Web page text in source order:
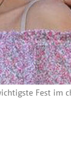
Fest im